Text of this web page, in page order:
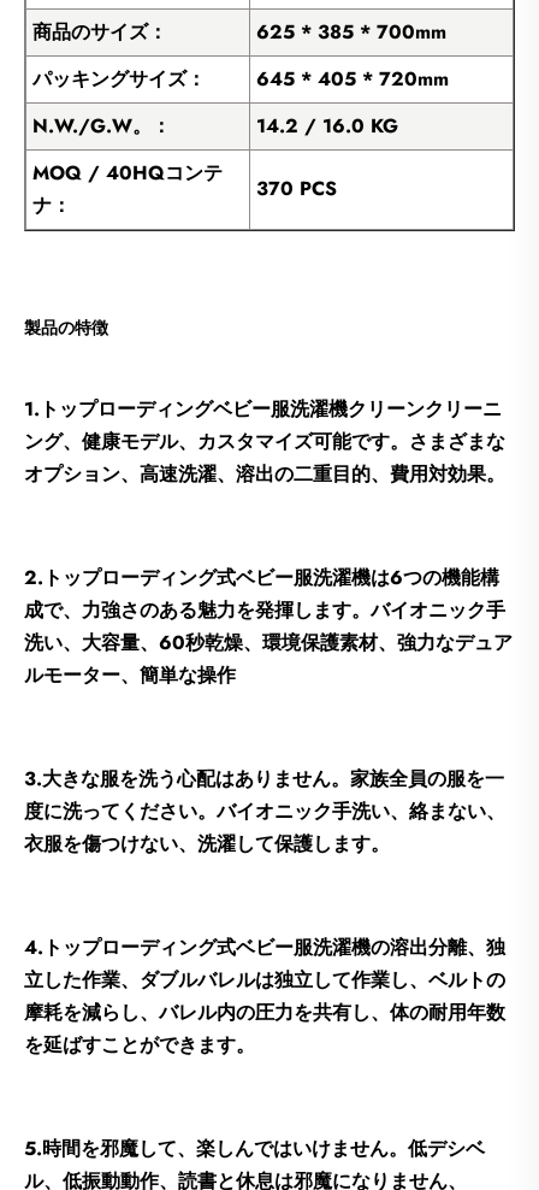
商品のサイズ：
625 * 385 * 700mm
パッキングサイズ：
645 * 405 * 720mm
N.W./G.W。：
14.2 / 16.0 KG
MOQ / 40HQコンテ
ナ：
370 PCS
製品の特徴
1.トップローディングベビー服洗濯機クリーンクリーニ
ング、健康モデル、カスタマイズ可能です。さまざまな
オプション、高速洗濯、溶出の二重目的、費用対効果。
2.トップローディング式ベビー服洗濯機は6つの機能構
成で、力強さのある魅力を発揮します。バイオニック手
洗い、大容量、60秒乾燥、環境保護素材、強力なデュア
ルモーター、簡単な操作
3.大きな服を洗う心配はありません。家族全員の服を一
度に洗ってください。バイオニック手洗い、絡まない、
衣服を傷つけない、洗濯して保護します。
4.トップローディング式ベビー服洗濯機の溶出分離、独
立した作業、ダブルバレルは独立して作業し、ベルトの
摩耗を減らし、バレル内の圧力を共有し、体の耐用年数
を延ばすことができます。
5.時間を邪魔して、楽しんではいけません。低デシベ
ル、低振動動作、読書と休息は邪魔になりません、